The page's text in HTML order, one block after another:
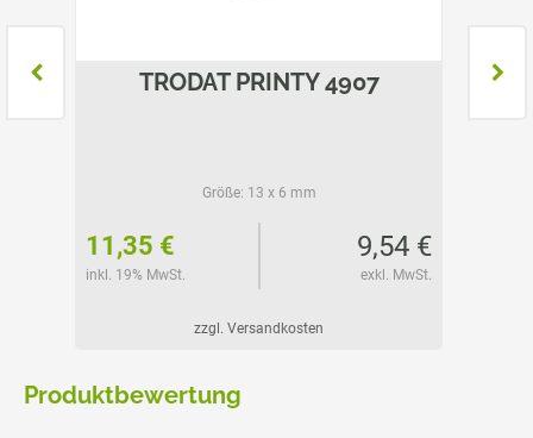
TRODAT PRINTY 4907
Größe: 13 x 6 mm
11,35 €
inkl. 19% MwSt.
9,54 €
exkl. MwSt.
zzgl. Versandkosten
Produktbewertung